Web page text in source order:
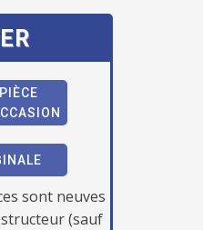
PIÈCE
sont neuves
(sauf